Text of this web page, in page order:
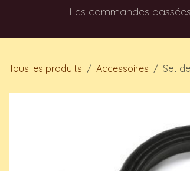
Les commandes
Tous les produits Accessoires Set